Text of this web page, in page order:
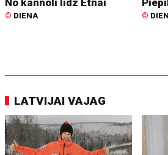
No kannoli līdz Etnai
© DIENA ©
LATVIJAI VAJAG